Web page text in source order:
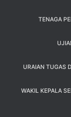
TENAGA
URAIAN TUGAS
WAKIL KEPALA